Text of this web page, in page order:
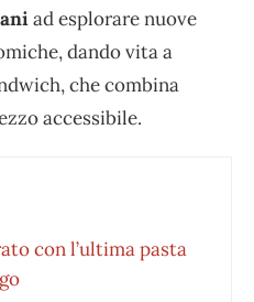
ad esplorare nuove
dando vita a
che combina
accessibile.
con l’ultima pasta